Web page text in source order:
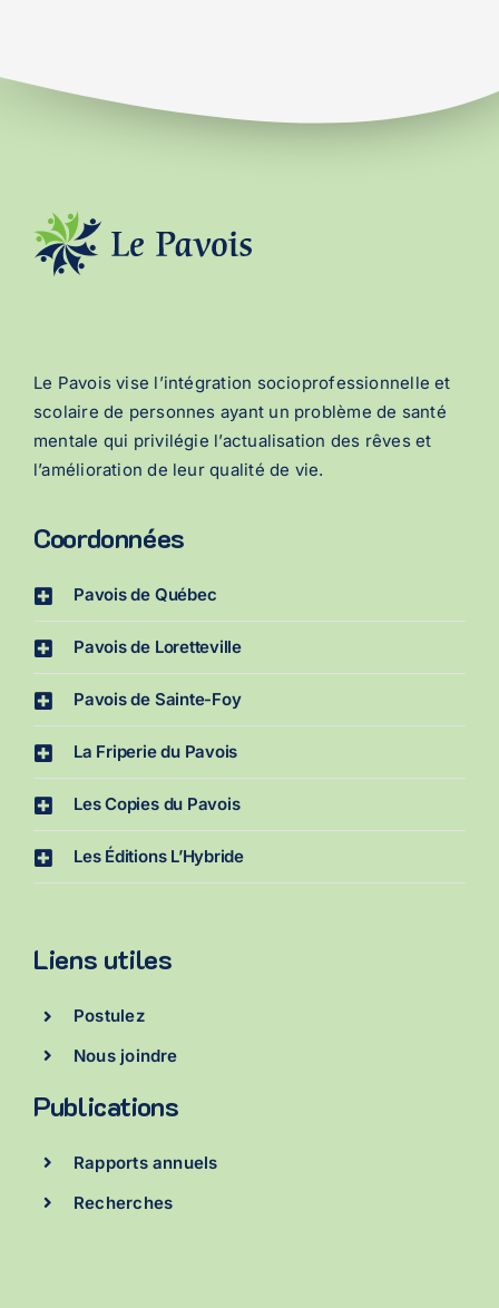
Le Pavois vise l’intégration socioprofessionnelle et
scolaire de personnes ayant un problème de santé
mentale qui privilégie l’actualisation des rêves et
l’amélioration de leur qualité de vie.
Coordonnées
Pavois de Québec
Pavois de Loretteville
Pavois de Sainte-Foy
La Friperie du Pavois
Les Copies du Pavois
Les Éditions L’Hybride
Liens utiles
Postulez
Nous joindre
Publications
Rapports annuels
Recherches